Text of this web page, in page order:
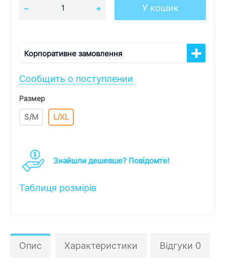
У кошик
Корпоративне замовлення
Сообщить о поступлении
Размер
S/M L/XL
Знайшли дешевше? Повідомте!
Таблиця розмірів
Опис Характеристики Відгуки 0